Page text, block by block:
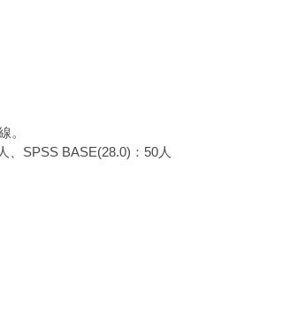
。
、SPSS BASE(28.0)：50人